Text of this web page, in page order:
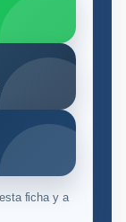
ficha y a